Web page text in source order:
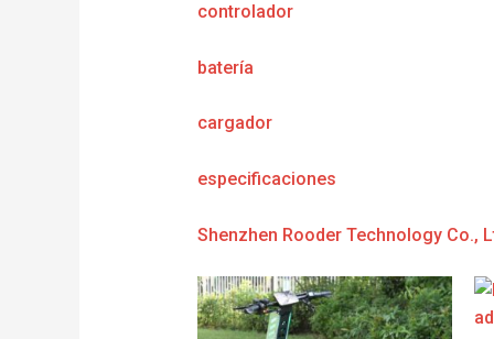
controlador
batería
cargador
especificaciones
Shenzhen Rooder Technology Co.,